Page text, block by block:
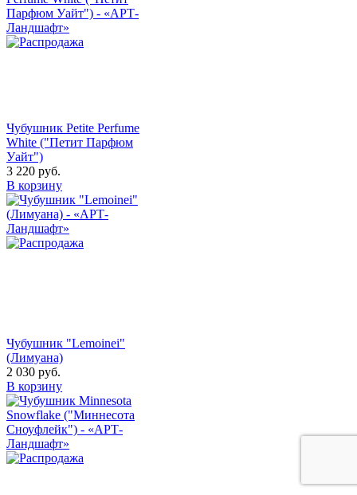
Чубушник Petite Perfume
White ("Петит Парфюм
Уайт")
3 220 руб.
В корзину
Чубушник "Lemoinei"
(Лимуана)
2 030 руб.
В корзину